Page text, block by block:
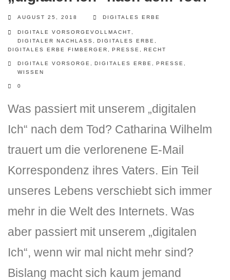
AUGUST 25, 2018 DIGITALES ERBE
DIGITALE VORSORGEVOLLMACHT
DIGITALER NACHLASS
DIGITALES ERBE
DIGITALES ERBE FIMBERGER
PRESSE RECHT
DIGITALE VORSORGE DIGITALES ERBE PRESSE
WISSEN
0
Was passiert mit unserem „digitalen
Ich“ nach dem Tod? Catharina Wilhelm
trauert um die verlorenene E-Mail
Korrespondenz ihres Vaters. Ein Teil
unseres Lebens verschiebt sich immer
mehr in die Welt des Internets. Was
aber passiert mit unserem „digitalen
Ich“, wenn wir mal nicht mehr sind?
Bislang macht sich kaum jemand